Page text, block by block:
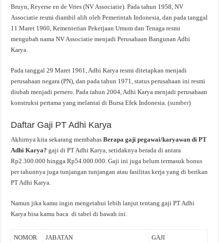
Bruyn, Reyerse en de Vries (NV Associatie). Pada tahun 1958, NV
Associatie resmi diambil alih oleh Pemerintah Indonesia, dan pada tanggal
11 Maret 1960, Kementerian Pekerjaan Umum dan Tenaga resmi
mengubah nama NV Associatie menjadi Perusahaan Bangunan Adhi
Karya.
Pada tanggal 29 Maret 1961, Adhi Karya resmi ditetapkan menjadi
perusahaan negara (PN), dan pada tahun 1971, status perusahaan ini resmi
diubah menjadi persero. Pada tahun 2004, Adhi Karya menjadi perusahaan
konstruksi pertama yang melantai di Bursa Efek Indonesia. (sumber)
Daftar Gaji PT Adhi Karya
Akhirnya kita sekarang membahasBerapa gaji pegawai/karyawan di PT
Adhi Karya? gaji di PT Adhi Karya, setidaknya berada di antara
Rp2.300.000 hingga Rp54.000.000. Gaji ini juga belum termasuk bonus
per tahunnya juga tunjangan tunjangan atau fasilitas kerja yang di berikan
PT Adhi Karya.
Namun jika kamu ingin mengetahui lebih lanjut tentang gaji PT Adhi
Karya bisa kamu baca di tabel di bawah ini.
NOMOR JABATAN GAJI